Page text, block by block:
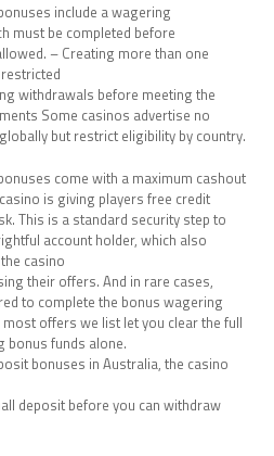
include a wagering
must be completed before
– Creating more than one
withdrawals before meeting the
Some casinos advertise no
but restrict eligibility by country.
come with a maximum cashout
is giving players free credit
This is a standard security step to
account holder, which also
casino
their offers. And in rare cases,
to complete the bonus wagering
offers we list let you clear the full
bonus funds alone.
bonuses in Australia, the casino
deposit before you can withdraw